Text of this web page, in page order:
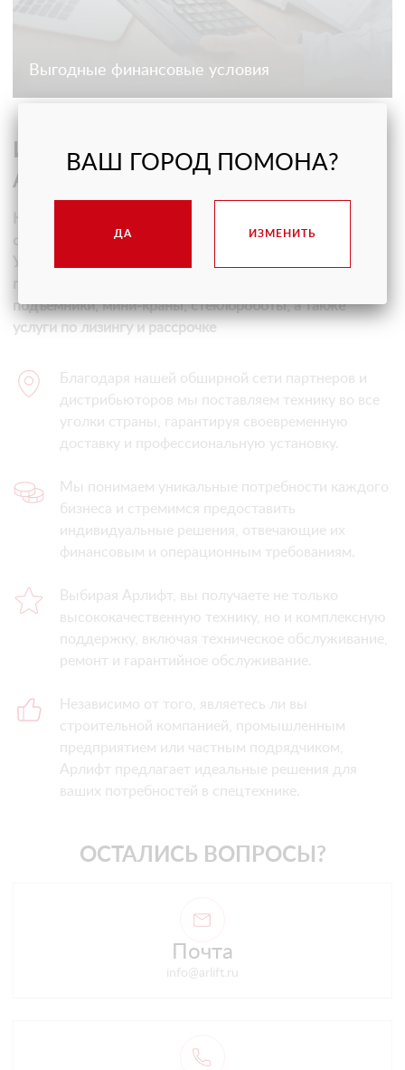
Выгодные финансовые условия
ИНФОРМАЦИЯ О КОМПАНИИ
АРЛИФТ
спецтехники на территориях России, Казахстана и
подъемники, мини-краны, стеклороботы, а также
услуги по лизингу и рассрочке
Благодаря нашей обширной сети партнеров и
дистрибьюторов мы поставляем технику во все
уголки страны, гарантируя своевременную
доставку и профессиональную установку.
Мы понимаем уникальные потребности каждого
бизнеса и стремимся предоставить
индивидуальные решения, отвечающие их
финансовым и операционным требованиям.
Выбирая Арлифт, вы получаете не только
высококачественную технику, но и комплексную
поддержку, включая техническое обслуживание,
ремонт и гарантийное обслуживание.
Независимо от того, являетесь ли вы
строительной компанией, промышленным
предприятием или частным подрядчиком,
Арлифт предлагает идеальные решения для
ваших потребностей в спецтехнике.
ОСТАЛИСЬ ВОПРОСЫ?
Почта
info@arlift.ru
ВАШ ГОРОД ПОМОНА?
ДА ИЗМЕНИТЬ